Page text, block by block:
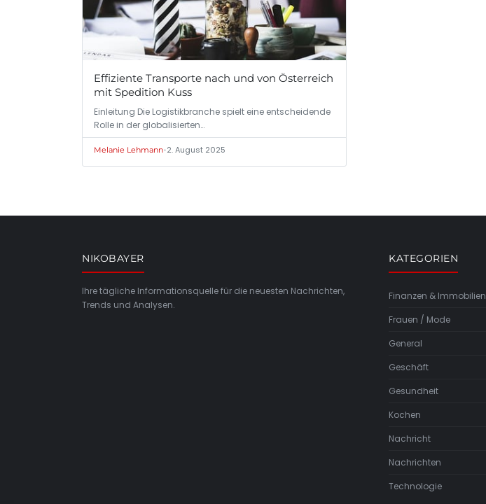
Effiziente Transporte nach und von Österreich
mit Spedition Kuss
Einleitung Die Logistikbranche spielt eine entscheidende
Rolle in der globalisierten…
Melanie Lehmann•2. August 2025
NIKOBAYER
Ihre tägliche Informationsquelle für die neuesten Nachrichten,
Trends und Analysen.
KATEGORIEN
Finanzen & Immobilien
Frauen / Mode
General
Geschäft
Gesundheit
Kochen
Nachricht
Nachrichten
Technologie